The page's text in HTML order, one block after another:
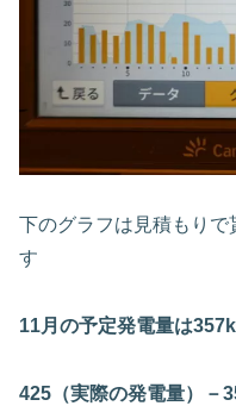
下のグラフは見積もり
す
11月の予定発電量は
425（実際の発電量）－